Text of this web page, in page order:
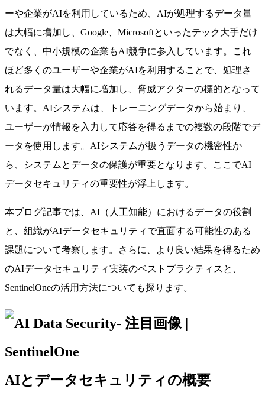
ーや企業がAIを利用しているため、AIが処理するデータ量
は大幅に増加し、Google、Microsoftといったテック大手だけ
でなく、中小規模の企業もAI競争に参入しています。これ
ほど多くのユーザーや企業がAIを利用することで、処理さ
れるデータ量は大幅に増加し、脅威アクターの標的となって
います。AIシステムは、トレーニングデータから始まり、
ユーザーが情報を入力して応答を得るまでの複数の段階でデ
ータを使用します。AIシステムが扱うデータの機密性か
ら、システムとデータの保護が重要となります。ここでAI
データセキュリティの重要性が浮上します。
本ブログ記事では、AI（人工知能）におけるデータの役割
と、組織がAIデータセキュリティで直面する可能性のある
課題について考察します。さらに、より良い結果を得るため
のAIデータセキュリティ実装のベストプラクティスと、
SentinelOneの活用方法についても探ります。
AIとデータセキュリティの概要